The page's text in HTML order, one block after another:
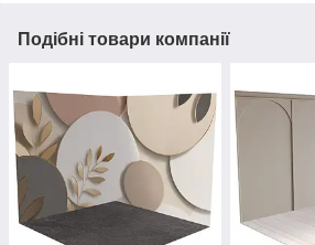
Подібні товари компанії